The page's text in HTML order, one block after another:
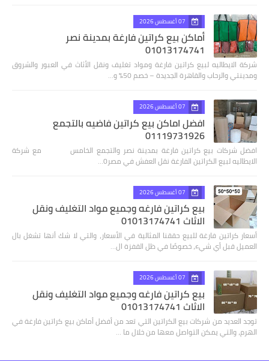
07 أغسطس 2026
أماكن بيع كراتين فارغة بمدينة نصر
01013174741
شركة الايطاليه لبيع كراتين فارغة ومواد تغليف ونقل الأثاث في العبور والشروق
ومدينتي والرحاب والقاهرة الجديدة – خصم 50% و…
07 أغسطس 2026
افضل اماكن بيع كراتين فاضيه بالتجمع
01119731926
افضل شركات بيع كراتين فارغة بمدينة نصر والتجمع الخامس مع شركة
الايطاليه لبيع الكراتين الفارغة نقل العفش في مصر0…
07 أغسطس 2026
بيع كراتين فارغه وجميع مواد التغليف ونقل
الاثاث 01013174741
أسعار كراتين فارغة للبيع حققنا المثالية في الأسعار، والتي لا شك أنها تشغل بال
العميل قبل أي شيء، خصوصًا في ظل القفزة ال…
07 أغسطس 2026
بيع كراتين فارغه وجميع مواد التغليف ونقل
الاثاث 01013174741
توجد العديد من شركات بيع الكراتين التي تعد من أفضل أماكن بيع كراتين فارغة في
الهرم، والتي يمكن التواصل معها من خلال ما …